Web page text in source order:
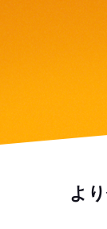
よ